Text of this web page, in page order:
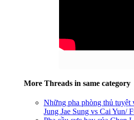
More Threads in same category
Những pha phòng thủ tuyệt
Jung Jae Sung vs Cai Yun/